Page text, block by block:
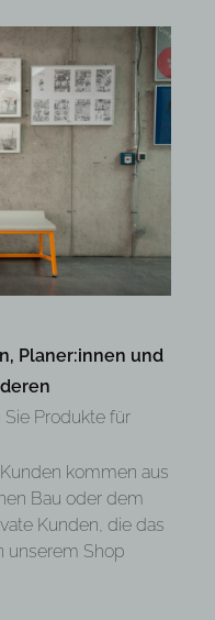
Planer:innen und
Produkte für
kommen aus
Bau oder dem
Kunden, die das
unserem Shop